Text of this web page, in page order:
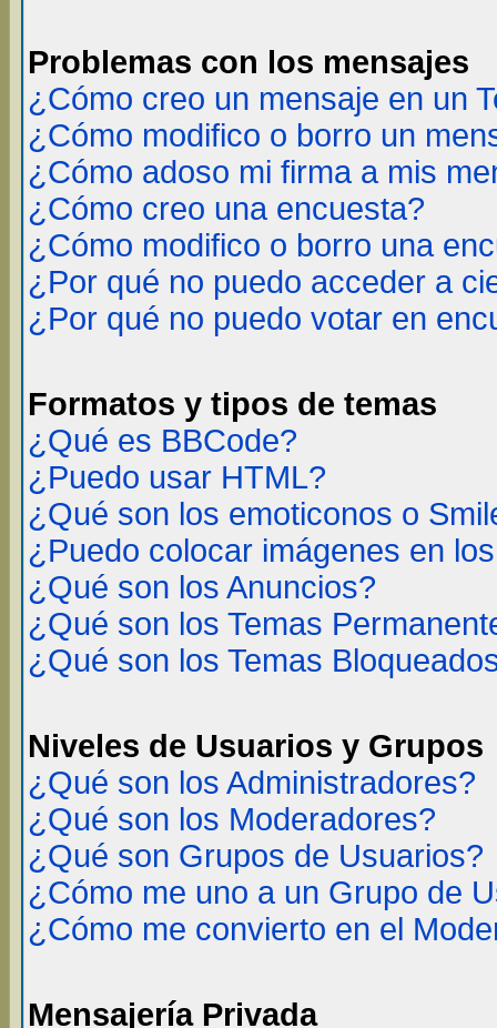
Problemas con los mensajes
¿Cómo creo un mensaje en un
¿Cómo modifico o borro un
¿Cómo adoso mi firma a mis
¿Cómo creo una encuesta?
¿Cómo modifico o borro una
¿Por qué no puedo acceder a
¿Por qué no puedo votar en
Formatos y tipos de temas
¿Qué es BBCode?
¿Puedo usar HTML?
¿Qué son los emoticonos o
¿Puedo colocar imágenes en
¿Qué son los Anuncios?
¿Qué son los Temas
¿Qué son los Temas
Niveles de Usuarios y Grupos
¿Qué son los Administradores?
¿Qué son los Moderadores?
¿Qué son Grupos de Usuarios?
¿Cómo me uno a un Grupo de
¿Cómo me convierto en el
Mensajería Privada